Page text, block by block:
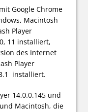
Google Chrome
Macintosh
Player
11 installiert,
des Internet
Player
installiert.
14.0.0.145 und
Macintosh, die